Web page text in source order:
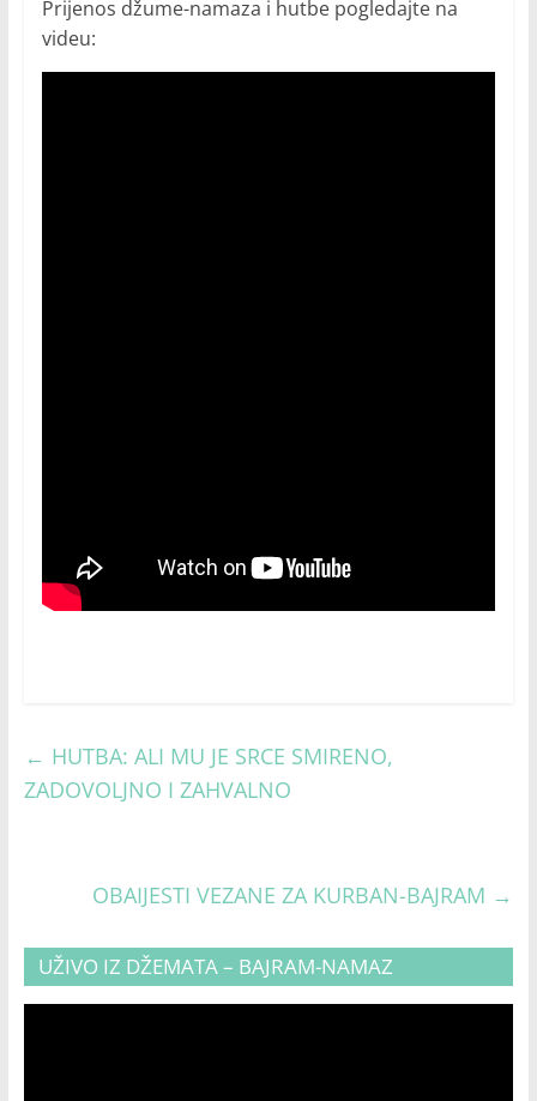
Prijenos džume-namaza i hutbe pogledajte na
videu:
← HUTBA: ALI MU JE SRCE SMIRENO,
ZADOVOLJNO I ZAHVALNO
OBAIJESTI VEZANE ZA KURBAN-BAJRAM →
UŽIVO IZ DŽEMATA – BAJRAM-NAMAZ